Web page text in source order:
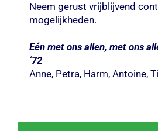
Neem gerust vrijblijvend
mogelijkheden.
Eén met ons allen, met ons
‘72
Anne, Petra, Harm, Antoine,